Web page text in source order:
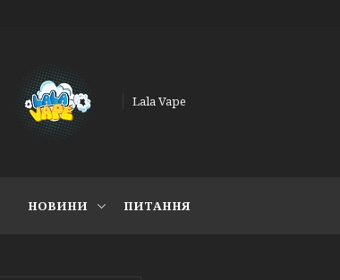
Lala Vape
НОВИНИ ПИТАННЯ